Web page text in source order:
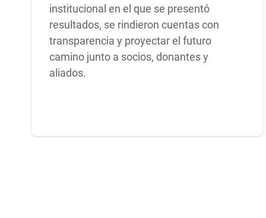
institucional en el que se presentó
resultados, se rindieron cuentas con
transparencia y proyectar el futuro
camino junto a socios, donantes y
aliados.